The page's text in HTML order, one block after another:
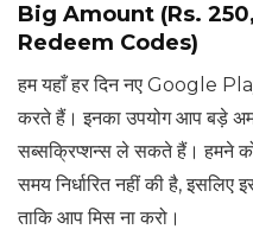
Big Amount (Rs.
Redeem Codes)
हम यहाँ हर दिन नए Google
करते हैं। इनका उपयोग आप बड़े
सब्सक्रिप्शन्स ले सकते हैं। हमने
समय निर्धारित नहीं की है,
ताकि आप मिस ना करो।